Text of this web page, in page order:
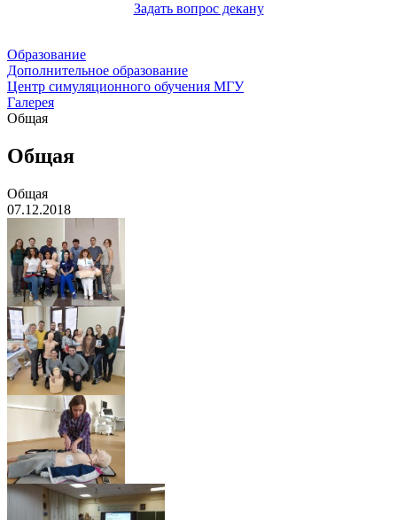
Задать вопрос декану
Образование
Дополнительное образование
Центр симуляционного обучения МГУ
Галерея
Общая
Общая
Общая
07.12.2018